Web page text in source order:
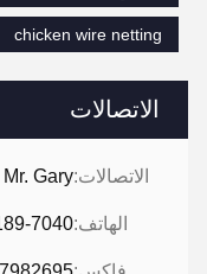
الاتصالات
الاتصالات:Mr. Gary
الهاتف:7040
chicken wire netting